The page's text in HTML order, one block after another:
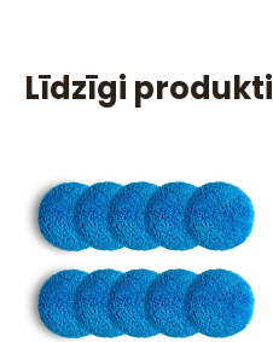
Līdzīgi produkti